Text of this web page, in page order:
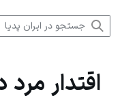
اقتدار مرد